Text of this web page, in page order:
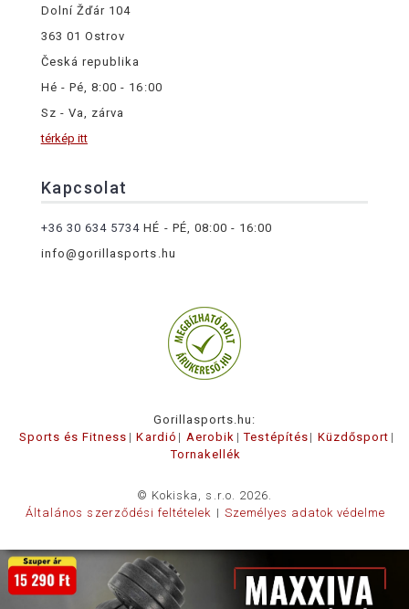
Dolní Žďár 104
363 01 Ostrov
Česká republika
Hé - Pé, 8:00 - 16:00
Sz - Va, zárva
térkép itt
Kapcsolat
+36 30 634 5734 HÉ - PÉ, 08:00 - 16:00
info@gorillasports.hu
Gorillasports.hu:
Sports és Fitness
Kardió Aerobik Testépítés
Küzdősport
Tornakellék
© Kokiska, s.r.o. 2026.
Általános szerződési feltételek
Személyes adatok védelme